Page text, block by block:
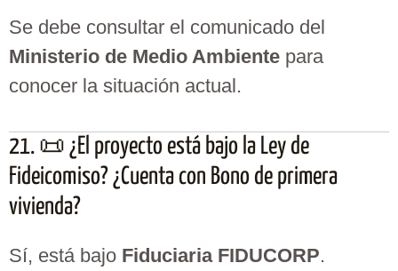
Se debe consultar el comunicado del
Ministerio de Medio Ambiente para
conocer la situación actual.
21. 📜 ¿El proyecto está bajo la Ley de
Fideicomiso? ¿Cuenta con Bono de primera
vivienda?
Sí, está bajo Fiduciaria FIDUCORP.